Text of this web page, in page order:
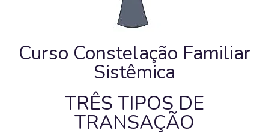
Curso Constelação Familiar
Sistêmica
TRÊS TIPOS DE
TRANSAÇÃO